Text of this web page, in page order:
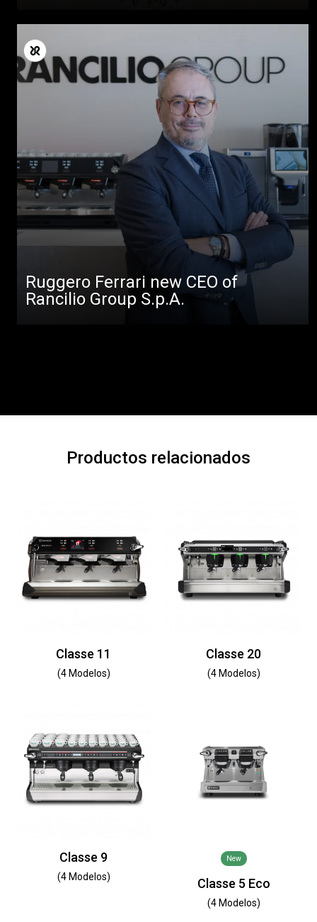
Ruggero Ferrari new CEO of
Rancilio Group S.p.A.
Productos relacionados
Classe 11
(4 Modelos)
Classe 20
(4 Modelos)
Classe 9
(4 Modelos)
New
Classe 5 Eco
(4 Modelos)